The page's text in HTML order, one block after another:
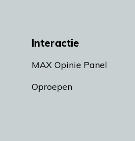
Interactie
MAX Opinie Panel
Oproepen